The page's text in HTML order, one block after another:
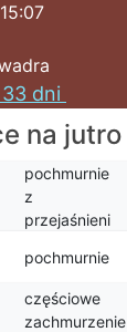
dni
na jutro
pochmurnie
z
przejaśnieni
pochmurnie
częściowe
zachmurzenie